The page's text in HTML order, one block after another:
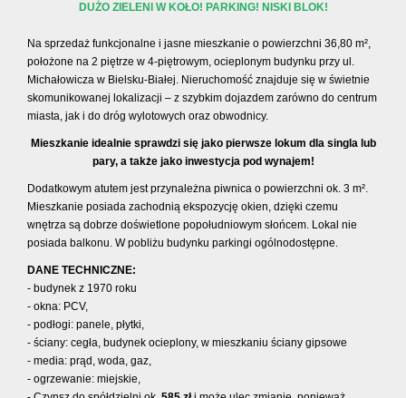
DUŻO ZIELENI W KOŁO! PARKING! NISKI BLOK!
Na sprzedaż funkcjonalne i jasne mieszkanie o powierzchni 36,80 m²,
położone na 2 piętrze w 4-piętrowym, ocieplonym budynku przy ul.
Michałowicza w Bielsku-Białej. Nieruchomość znajduje się w świetnie
skomunikowanej lokalizacji – z szybkim dojazdem zarówno do centrum
miasta, jak i do dróg wylotowych oraz obwodnicy.
Mieszkanie idealnie sprawdzi się jako pierwsze lokum dla singla lub
pary, a także jako inwestycja pod wynajem!
Dodatkowym atutem jest przynależna piwnica o powierzchni ok. 3 m².
Mieszkanie posiada zachodnią ekspozycję okien, dzięki czemu
wnętrza są dobrze doświetlone popołudniowym słońcem. Lokal nie
posiada balkonu. W pobliżu budynku parkingi ogólnodostępne.
DANE TECHNICZNE:
- budynek z 1970 roku
- okna: PCV,
- podłogi: panele, płytki,
- ściany: cegła, budynek ocieplony, w mieszkaniu ściany gipsowe
- media: prąd, woda, gaz,
- ogrzewanie: miejskie,